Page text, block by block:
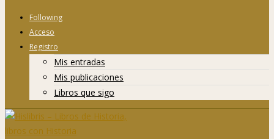
Following
Acceso
Registro
Mis entradas
Mis publicaciones
Libros que sigo